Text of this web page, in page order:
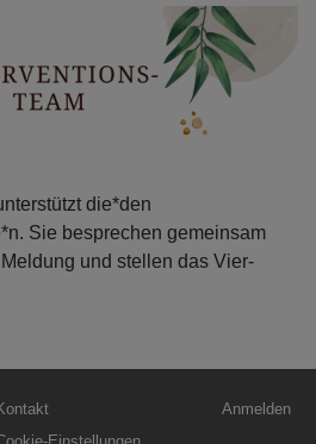
die*den
Sie besprechen gemeinsam
und stellen das Vier-
Anmelden